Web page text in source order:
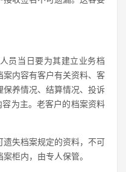
员当日要为其建立业务档
内容有客户有关资料、客
保养情况、结算情况、投诉
容为主。老客户的档案资料
遗失档案规定的资料，不可
柜内，由专人保管。